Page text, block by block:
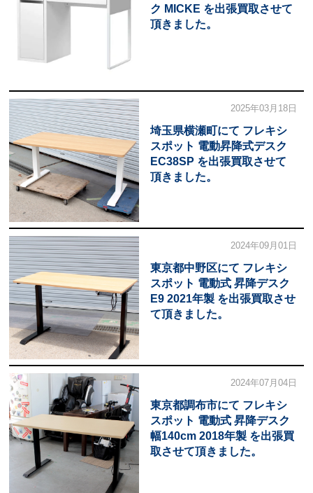
ク MICKE を出張買取させて
頂きました。
2025年03月18日
埼玉県横瀬町にて フレキシ
スポット 電動昇降式デスク
EC38SP を出張買取させて
頂きました。
2024年09月01日
東京都中野区にて フレキシ
スポット 電動式 昇降デスク
E9 2021年製 を出張買取させ
て頂きました。
2024年07月04日
東京都調布市にて フレキシ
スポット 電動式 昇降デスク
幅140cm 2018年製 を出張買
取させて頂きました。